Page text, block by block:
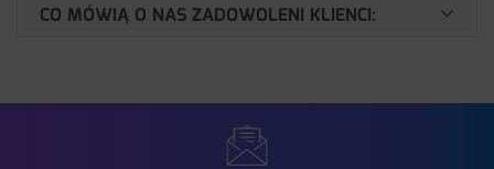
CO MÓWIĄ O NAS ZADOWOLENI KLIENCI: